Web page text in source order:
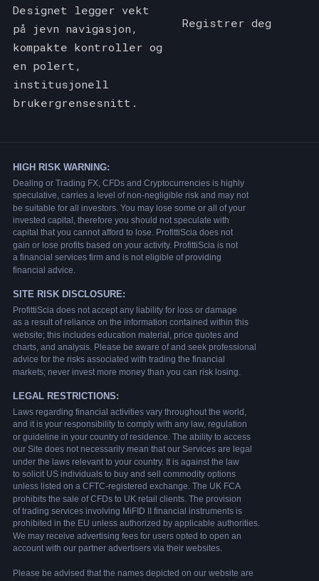
Designet legger vekt
på jevn navigasjon,
kompakte kontroller og
en polert,
institusjonell
brukergrensesnitt.
Registrer deg